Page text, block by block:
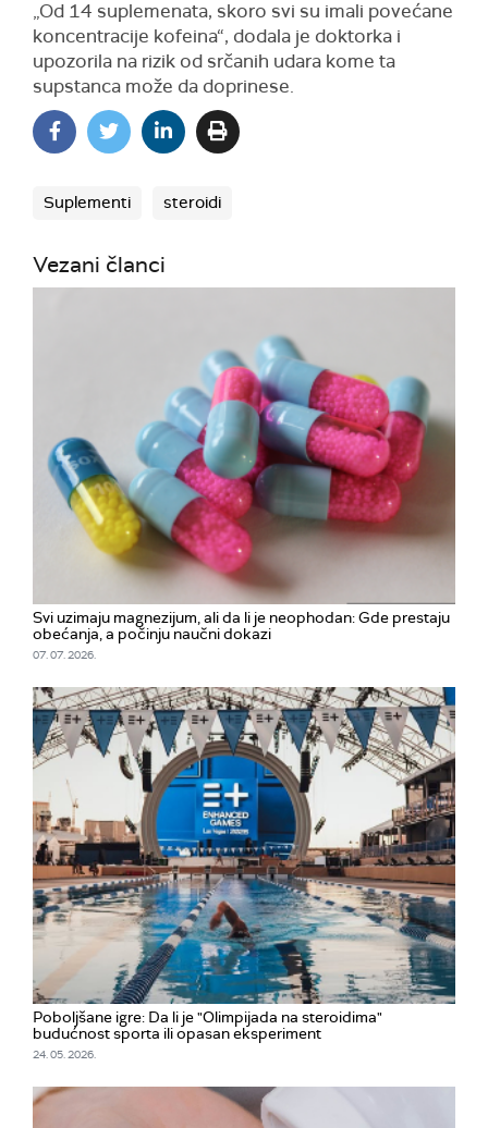
„Od 14 suplemenata, skoro svi su imali povećane
koncentracije kofeina“, dodala je doktorka i
upozorila na rizik od srčanih udara kome ta
supstanca može da doprinese.
Suplementi steroidi
Vezani članci
Svi uzimaju magnezijum, ali da li je neophodan: Gde prestaju
obećanja, a počinju naučni dokazi
07. 07. 2026.
Poboljšane igre: Da li je "Olimpijada na steroidima"
budućnost sporta ili opasan eksperiment
24. 05. 2026.